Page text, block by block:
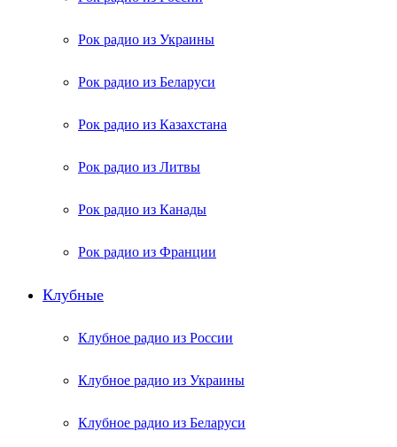
Рок радио из Украины
Рок радио из Беларуси
Рок радио из Казахстана
Рок радио из Литвы
Рок радио из Канады
Рок радио из Франции
Клубные
Клубное радио из России
Клубное радио из Украины
Клубное радио из Беларуси